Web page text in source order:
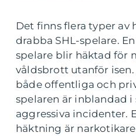
Det finns flera typer av
drabba SHL-spelare.
spelare blir häktad för
våldsbrott utanför
både offentliga och
spelaren är inblandad i
aggressiva incidenter.
häktning är